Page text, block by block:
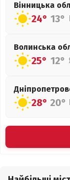
Вінницька
24° 13°
Волинська
25° 12°
28° 20°